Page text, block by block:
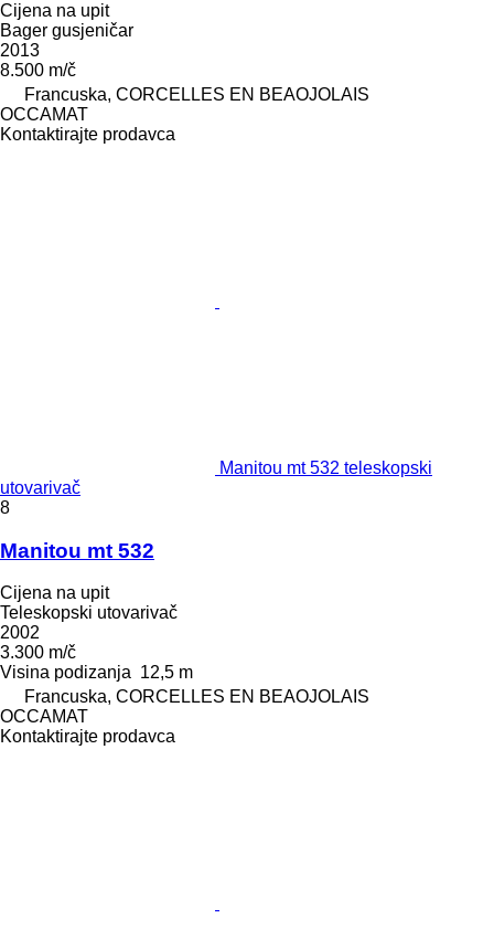
Cijena na upit
Bager gusjeničar
2013
8.500 m/č
Francuska, CORCELLES EN BEAOJOLAIS
OCCAMAT
Kontaktirajte prodavca
Manitou mt 532 teleskopski
utovarivač
8
Manitou mt 532
Cijena na upit
Teleskopski utovarivač
2002
3.300 m/č
Visina podizanja 12,5 m
Francuska, CORCELLES EN BEAOJOLAIS
OCCAMAT
Kontaktirajte prodavca